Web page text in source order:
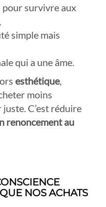
pour survivre aux
simple mais
qui a une âme.
esthétique,
moins
C’est réduire
renoncement au
NOS ACHATS